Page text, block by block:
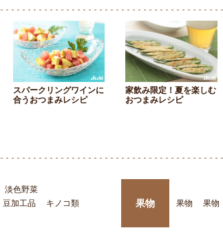
スパークリングワインに
合うおつまみレシピ
家飲み限定！夏を楽しむ
おつまみレシピ
淡色野菜
豆加工品
キノコ類
果物 果物 果物